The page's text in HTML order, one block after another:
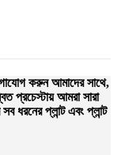
করুন আমাদের সাথে,
প্রচেস্টায় আমরা সারা
ধরনের প্লান্ট এবং প্লান্ট